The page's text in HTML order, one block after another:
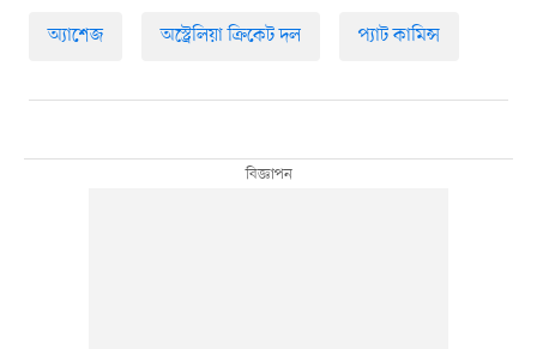
অ্যাশেজ অস্ট্রেলিয়া ক্রিকেট দল প্যাট কামিন্স